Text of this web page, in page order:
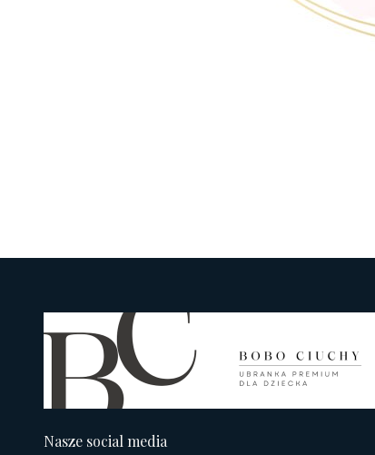
Nasze social media